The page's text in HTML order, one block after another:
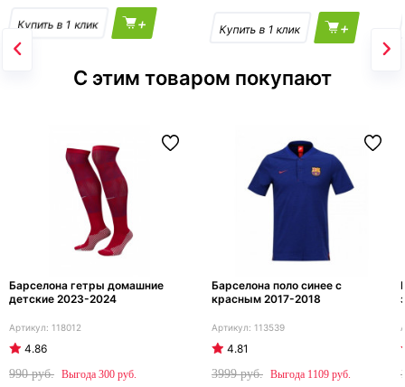
+ +
С этим товаром покупают
Барселона гетры домашние
детские 2023-2024
118012
4.86
990
300
Барселона поло синее с
красным 2017-2018
113539
4.81
3999
1109